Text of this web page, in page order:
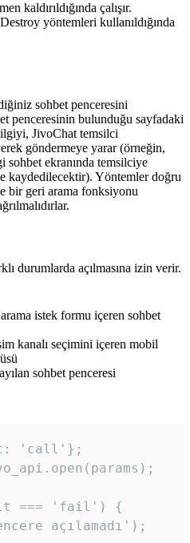
kaldırıldığında çalışır.
yöntemleri kullanıldığında
sohbet penceresini
penceresinin bulunduğu sayfadaki
JivoChat temsilci
göndermeye yarar (örneğin,
sohbet ekranında temsilciye
kaydedilecektir). Yöntemler doğru
bir geri arama fonksiyonu
durumlarda açılmasına izin verir.
istek formu içeren sohbet
kanalı seçimini içeren mobil
sohbet penceresi
'call'};
=== 'fail') {
açılamadı');